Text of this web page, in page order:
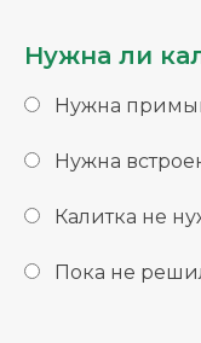
Нужна ли
Нужна
Нужна
Калитка не
Пока не